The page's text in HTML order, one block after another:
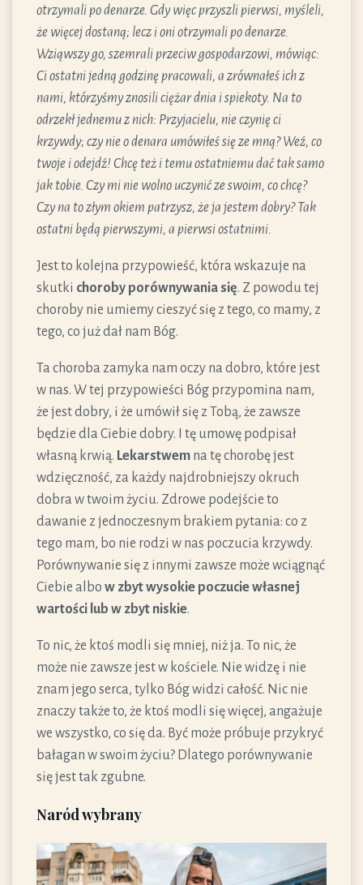
otrzymali po denarze. Gdy więc przyszli pierwsi, myśleli,
że więcej dostaną; lecz i oni otrzymali po denarze.
Wziąwszy go, szemrali przeciw gospodarzowi, mówiąc:
Ci ostatni jedną godzinę pracowali, a zrównałeś ich z
nami, którzyśmy znosili ciężar dnia i spiekoty. Na to
odrzekł jednemu z nich: Przyjacielu, nie czynię ci
krzywdy; czy nie o denara umówiłeś się ze mną? Weź, co
twoje i odejdź! Chcę też i temu ostatniemu dać tak samo
jak tobie. Czy mi nie wolno uczynić ze swoim, co chcę?
Czy na to złym okiem patrzysz, że ja jestem dobry? Tak
ostatni będą pierwszymi, a pierwsi ostatnimi.
Jest to kolejna przypowieść, która wskazuje na
skutki choroby porównywania się. Z powodu tej
choroby nie umiemy cieszyć się z tego, co mamy, z
tego, co już dał nam Bóg.
Ta choroba zamyka nam oczy na dobro, które jest
w nas. W tej przypowieści Bóg przypomina nam,
że jest dobry, i że umówił się z Tobą, że zawsze
będzie dla Ciebie dobry. I tę umowę podpisał
własną krwią. Lekarstwem na tę chorobę jest
wdzięczność, za każdy najdrobniejszy okruch
dobra w twoim życiu. Zdrowe podejście to
dawanie z jednoczesnym brakiem pytania: co z
tego mam, bo nie rodzi w nas poczucia krzywdy.
Porównywanie się z innymi zawsze może wciągnąć
Ciebie albo w zbyt wysokie poczucie własnej
wartości lub w zbyt niskie.
To nic, że ktoś modli się mniej, niż ja. To nic, że
może nie zawsze jest w kościele. Nie widzę i nie
znam jego serca, tylko Bóg widzi całość. Nic nie
znaczy także to, że ktoś modli się więcej, angażuje
we wszystko, co się da. Być może próbuje przykryć
bałagan w swoim życiu? Dlatego porównywanie
się jest tak zgubne.
Naród wybrany